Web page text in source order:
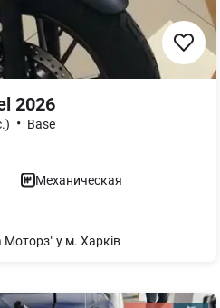
2026
• Base
Механическая
у м. Харків